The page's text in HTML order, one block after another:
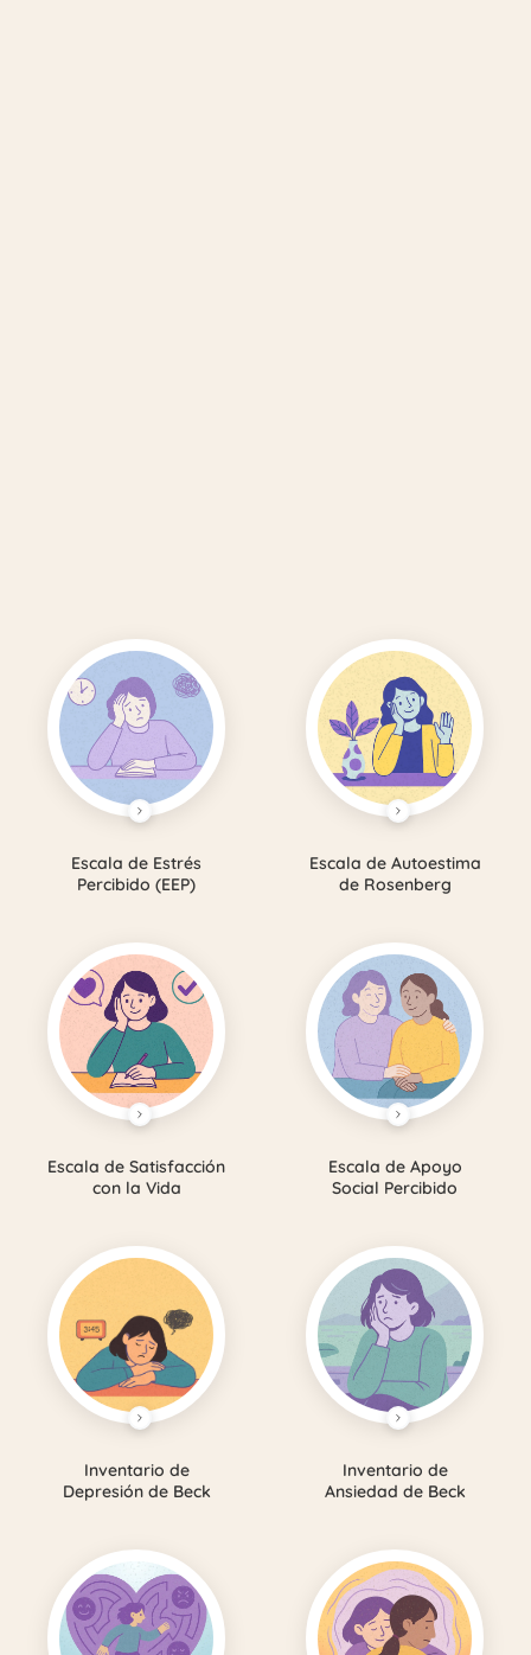
Escala de Estrés
Percibido (EEP)
Escala de Autoestima
de Rosenberg
Escala de Satisfacción
con la Vida
Escala de Apoyo
Social Percibido
Inventario de
Depresión de Beck
Inventario de
Ansiedad de Beck